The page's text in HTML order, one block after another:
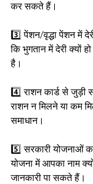
कर सकते हैं।
3️⃣ पेंशन/वृद्धा पेंशन में
कि भुगतान में देरी क्यों
है।
4️⃣ राशन कार्ड से
राशन न मिलने या कम
समाधान।
5️⃣ सरकारी योजनाओं
योजना में आपका नाम
जानकारी पा सकते हैं।